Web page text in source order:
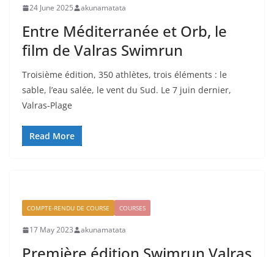
24 June 2025 akunamatata
Entre Méditerranée et Orb, le
film de Valras Swimrun
Troisième édition, 350 athlètes, trois éléments : le
sable, l’eau salée, le vent du Sud. Le 7 juin dernier,
Valras-Plage
Read More
COMPTE-RENDU DE COURSE COURSES
17 May 2023 akunamatata